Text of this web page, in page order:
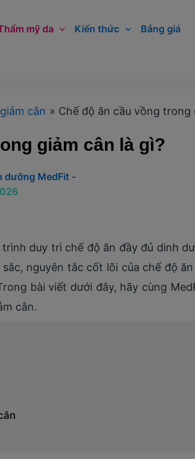
mỹ da Kiến thức Bảng giá
cân Chế độ ăn cầu vồng trong
giảm cân là gì?
dưỡng MedFit -
duy trì chế độ ăn đầy đủ dinh
nguyên tắc cốt lõi của chế độ
bài viết dưới đây, hãy cùng
cân.